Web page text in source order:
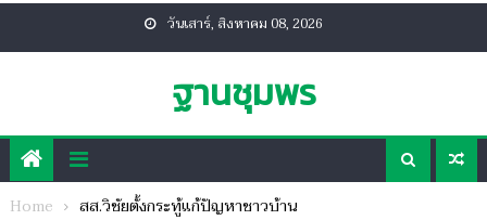
วันเสาร์, สิงหาคม 08, 2026
ฐานชุมพร
Home สส.วิชัยตั้งกระทู้แก้ปัญหาชาวบ้าน